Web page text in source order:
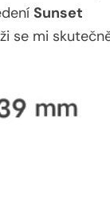
Sunset
se mi